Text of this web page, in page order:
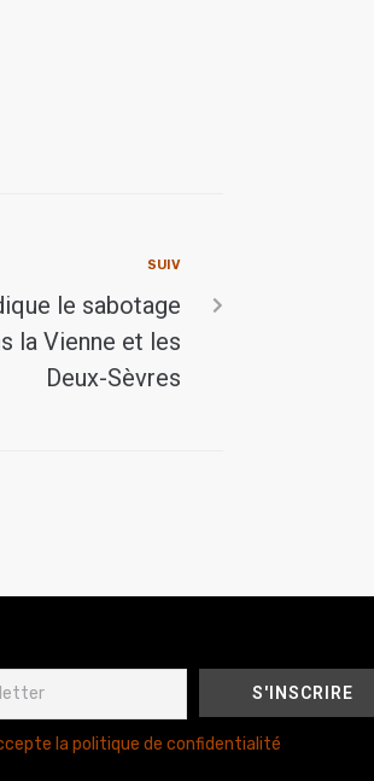
SUIV
le sabotage
la Vienne et les
Deux-Sèvres
la politique de confidentialité